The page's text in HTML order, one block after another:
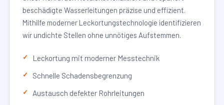
beschädigte Wasserleitungen präzise und effizient.
Mithilfe moderner Leckortungstechnologie identifizieren
wir undichte Stellen ohne unnötiges Aufstemmen.
Leckortung mit moderner Messtechnik
Schnelle Schadensbegrenzung
Austausch defekter Rohrleitungen